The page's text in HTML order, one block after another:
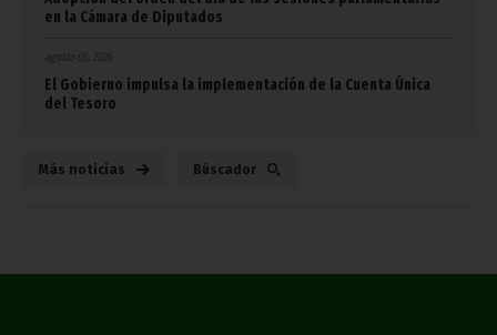
en la Cámara de Diputados
El Gobierno impulsa la implementación de la Cuenta Única
del Tesoro
Más noticias Búscador